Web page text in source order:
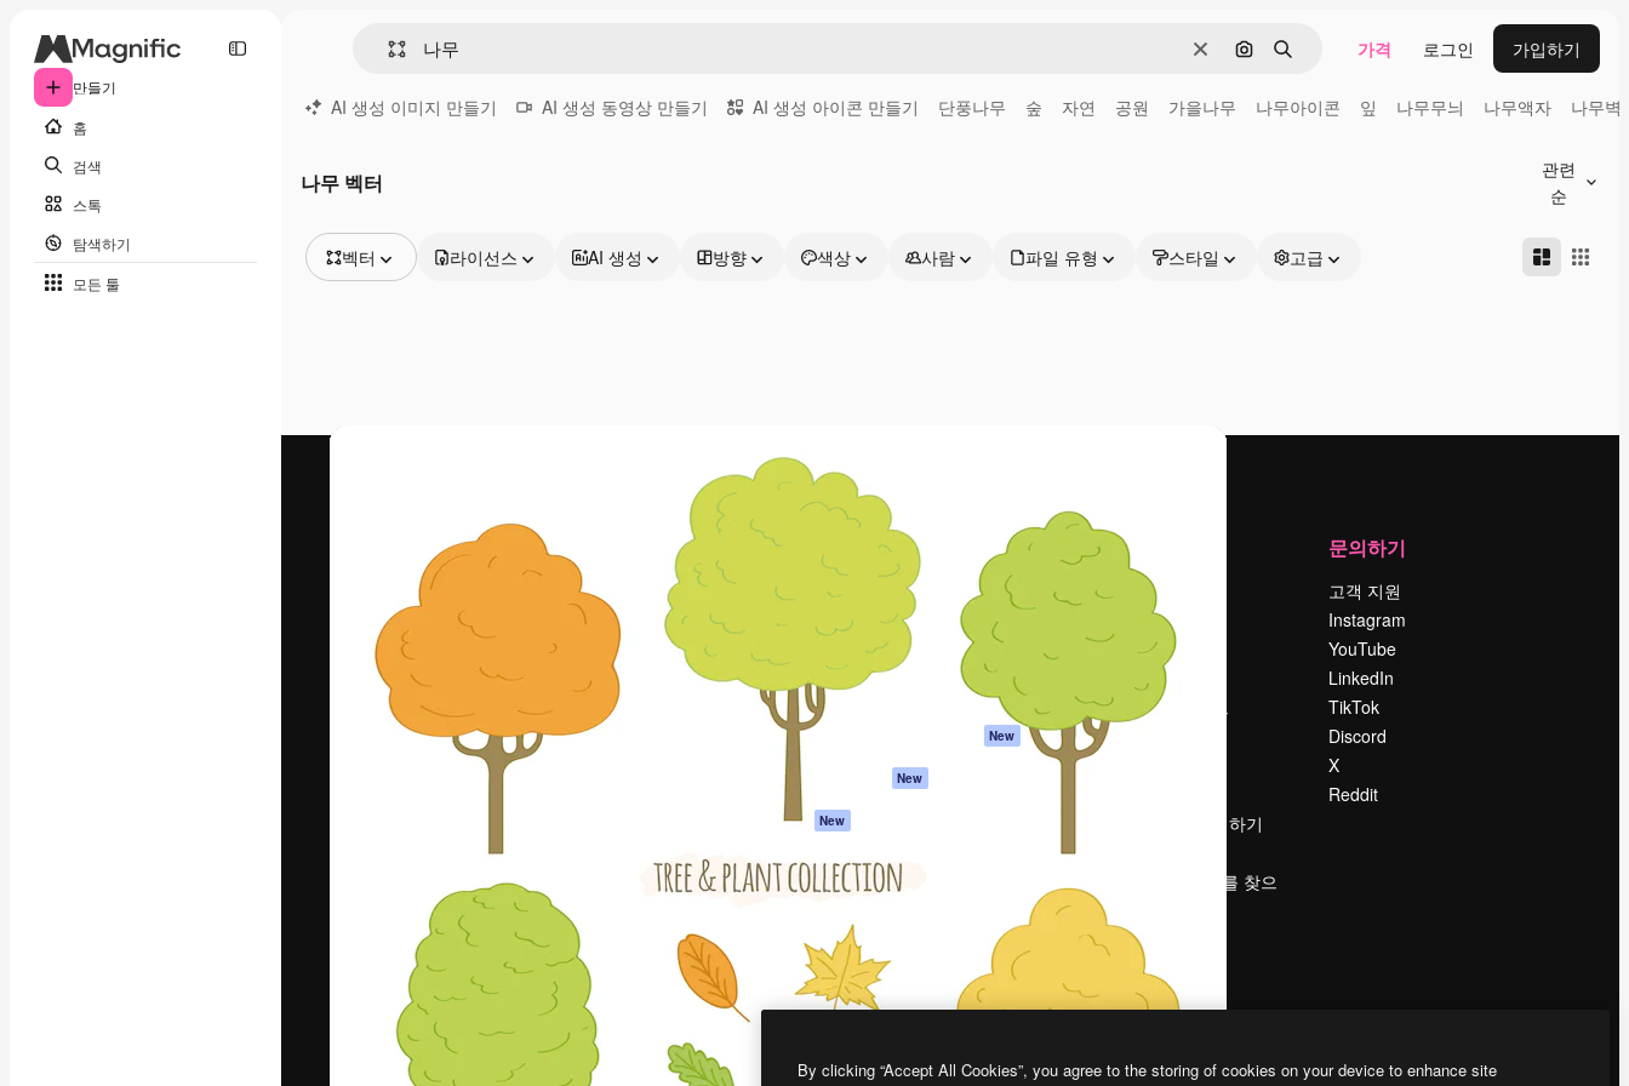
만들기
홈
검색
스톡
탐색하기
모든 툴
지우기이미지로 검색
검색 가격 로그인 가입하기
AI 생성 이미지 만들기 AI 생성 동영상 만들기 AI 생성 아이콘 만들기 단풍나무 숲 자연 공원 가을나무 나무아이콘 잎 나무무늬 나무액자 나무벽
나무 벡터
관련
순
벡터
동영상
라이선스 AI 생성 방향 색상 사람 파일 유형 스타일 고급
최고의 결과물을 이끌어내는 크리에이티브
플랫폼. 크리에이터, 엔터프라이즈, 에이전시,
스튜디오를 아우르는 100만 명 이상의 구독
프로덕트
Spaces
AI 어시스턴트
AI 이미지 생성기
AI 동영상 생성기
AI 텍스트 음성 변환
스톡 콘텐츠
Claude/ChatGPT
용 MCP
New
Agents New
모바일 앱
시작하기
Academy
문서
지원
이용 약관
개인정보 보호 정책
New
가격
회사 소개
Reviews
채용 정보
검색 트렌드
콘텐츠 판매하기
magnific.ai를 찾으
문의하기
고객 지원
Instagram
YouTube
LinkedIn
TikTok
Discord
X
Reddit
Copyright © 2010- 2026 Freepik Company S.L.U. 모든 권리는 보호 받습니다
By clicking “Accept All Cookies”, you agree to the storing of cookies on your device to enhance site